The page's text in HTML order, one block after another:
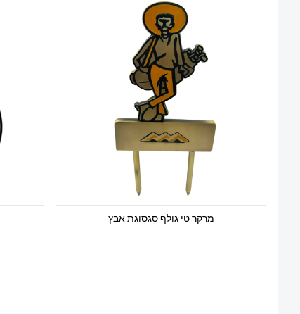
מרקר טי גולף סגסוגת אבץ